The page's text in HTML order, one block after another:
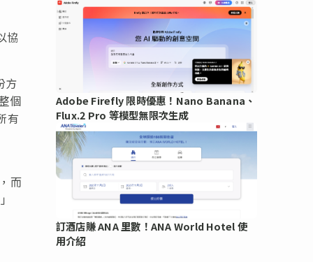
協
方
個
有
而
Adobe Firefly 限時優惠！Nano Banana、
Flux.2 Pro 等模型無限次生成
訂酒店賺 ANA 里數！ANA World Hotel 使
用介紹